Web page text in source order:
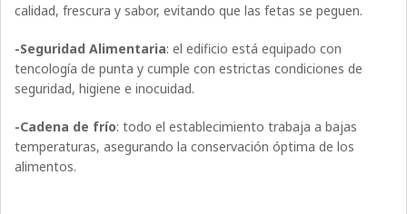
calidad, frescura y sabor, evitando que las fetas se peguen.
-Seguridad Alimentaria: el edificio está equipado con
tencología de punta y cumple con estrictas condiciones de
seguridad, higiene e inocuidad.
-Cadena de frío: todo el establecimiento trabaja a bajas
temperaturas, asegurando la conservación óptima de los
alimentos.